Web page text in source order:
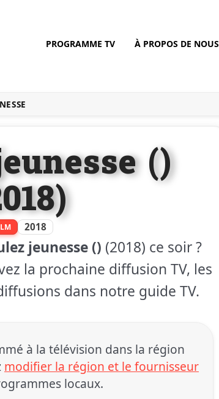
PROGRAMME TV À PROPOS DE NOUS
()
2018
jeunesse () (2018) ce soir ?
la prochaine diffusion TV, les
dans notre guide TV.
à la télévision dans la région
modifier la région et le fournisseur
locaux.